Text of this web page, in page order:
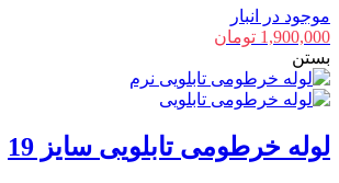
موجود در انبار
1,900,000 تومان
بستن
لوله خرطومی تابلویی سایز 19